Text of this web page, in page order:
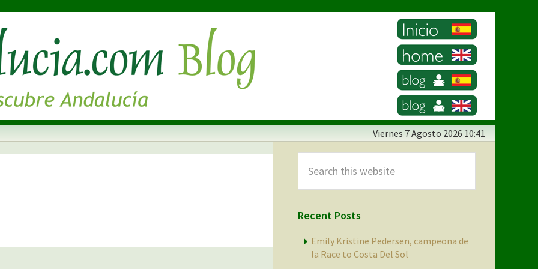
Viernes 7 Agosto 2026 10:41
Sidebar
this
website
Recent Posts
Emily Kristine Pedersen, campeona de
la Race to Costa Del Sol